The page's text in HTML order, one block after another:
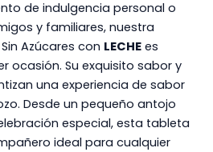
de indulgencia personal o
y familiares, nuestra
Azúcares con LECHE es
ocasión. Su exquisito sabor y
una experiencia de sabor
Desde un pequeño antojo
especial, esta tableta
ideal para cualquier